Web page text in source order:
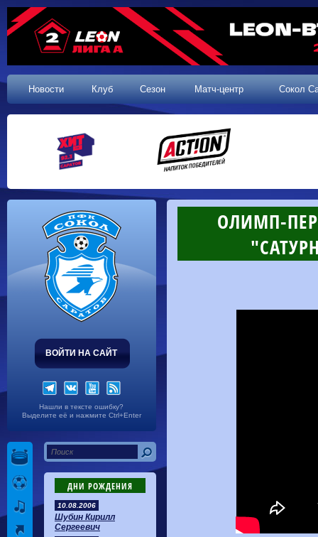
Новости Клуб Сезон Матч-центр Сокол
ВОЙТИ НА САЙТ
Нашли в тексте ошибку?
Выделите её и нажмите Ctrl+Enter
ДНИ РОЖДЕНИЯ
10.08.2006
Шубин Кирилл
Сергеевич
ОЛИМП-